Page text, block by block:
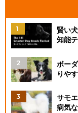
賢い
知能
ボー
りや
サモ
病気